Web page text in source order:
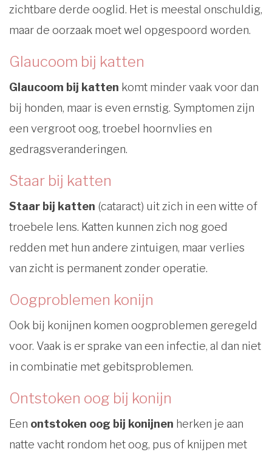
zichtbare derde ooglid. Het is meestal onschuldig,
maar de oorzaak moet wel opgespoord worden.
Glaucoom bij katten
Glaucoom bij katten komt minder vaak voor dan
bij honden, maar is even ernstig. Symptomen zijn
een vergroot oog, troebel hoornvlies en
gedragsveranderingen.
Staar bij katten
Staar bij katten (cataract) uit zich in een witte of
troebele lens. Katten kunnen zich nog goed
redden met hun andere zintuigen, maar verlies
van zicht is permanent zonder operatie.
Oogproblemen konijn
Ook bij konijnen komen oogproblemen geregeld
voor. Vaak is er sprake van een infectie, al dan niet
in combinatie met gebitsproblemen.
Ontstoken oog bij konijn
Een ontstoken oog bij konijnen herken je aan
natte vacht rondom het oog, pus of knijpen met